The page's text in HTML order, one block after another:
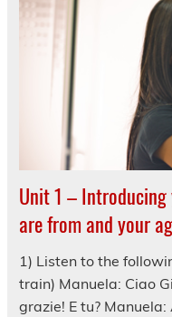
Unit 1 – Introducing
are from and your
1) Listen to the
train) Manuela: Ciao
grazie! E tu? Manuela: